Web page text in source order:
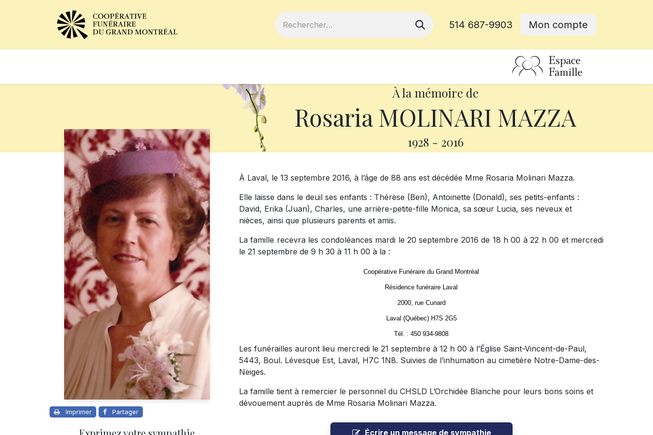
514 687-9903 Mon compte
À la mémoire de
Rosaria MOLINARI MAZZA
1928 - 2016
Imprimer Partager
À Laval, le 13 septembre 2016, à l’âge de 88 ans est décédée Mme Rosaria Molinari Mazza.
Elle laisse dans le deuil ses enfants : Thérèse (Ben), Antoinette (Donald), ses petits-enfants :
David, Erika (Juan), Charles, une arrière-petite-fille Monica, sa sœur Lucia, ses neveux et
nièces, ainsi que plusieurs parents et amis.
La famille recevra les condoléances mardi le 20 septembre 2016 de 18 h 00 à 22 h 00 et mercredi
le 21 septembre de 9 h 30 à 11 h 00 à la :
Coopérative Funéraire du Grand Montréal
Résidence funéraire Laval
2000, rue Cunard
Laval (Québec) H7S 2G5
Tél. : 450 934-9808
Les funérailles auront lieu mercredi le 21 septembre à 12 h 00 à l’Église Saint-Vincent-de-Paul,
5443, Boul. Lévesque Est, Laval, H7C 1N8. Suivies de l’inhumation au cimetière Notre-Dame-des-
Neiges.
La famille tient à remercier le personnel du CHSLD L’Orchidée Blanche pour leurs bons soins et
dévouement auprès de Mme Rosaria Molinari Mazza.
Écrire un message de sympathie